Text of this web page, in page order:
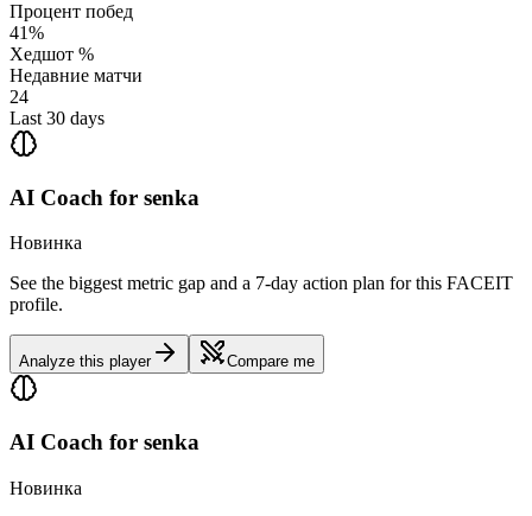
Процент побед
41%
Хедшот %
Недавние матчи
24
Last 30 days
AI Coach for senka
Новинка
See the biggest metric gap and a 7-day action plan for this FACEIT
profile.
Analyze this player Compare me
AI Coach for senka
Новинка